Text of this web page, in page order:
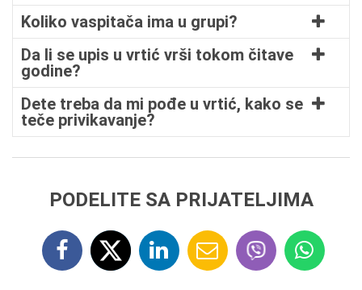
Koliko vaspitača ima u grupi?
Da li se upis u vrtić vrši tokom čitave
godine?
Dete treba da mi pođe u vrtić, kako se
teče privikavanje?
PODELITE SA PRIJATELJIMA